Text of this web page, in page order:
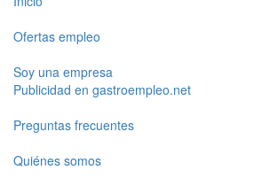
Ofertas empleo
Soy una empresa
Publicidad en gastroempleo.net
Preguntas frecuentes
Quiénes somos